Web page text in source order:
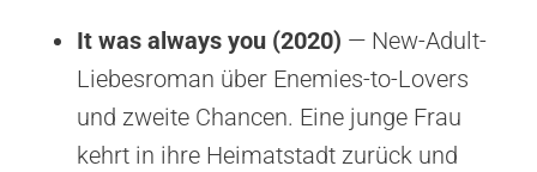
It was always you (2020) — New-Adult-
Liebesroman über Enemies-to-Lovers
und zweite Chancen. Eine junge Frau
kehrt in ihre Heimatstadt zurück und